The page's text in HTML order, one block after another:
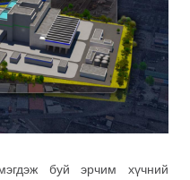
буй эрчим хүчний